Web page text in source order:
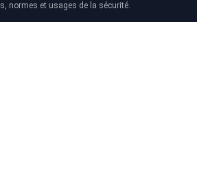
normes et usages de la sécurité.